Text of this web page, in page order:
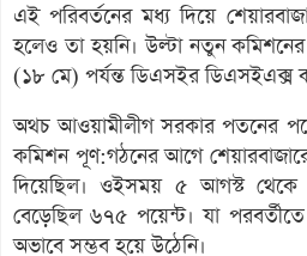
এই পরিবর্তনের মধ্য দিয়ে
হলেও তা হয়নি। উল্টা নতুন
(১৮ মে) পর্যন্ত ডিএসইর ডিএসইএক্স
অথচ আওয়ামীলীগ সরকার পতনের
কমিশন পূণ:গঠনের আগে
দিয়েছিল। ওইসময় ৫ আগস্ট
বেড়েছিল ৬৭৫ পয়েন্ট। যা
অভাবে সম্ভব হয়ে উঠেনি।